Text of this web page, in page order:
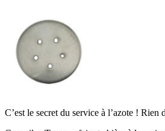
C’est le secret du service à l’azote !